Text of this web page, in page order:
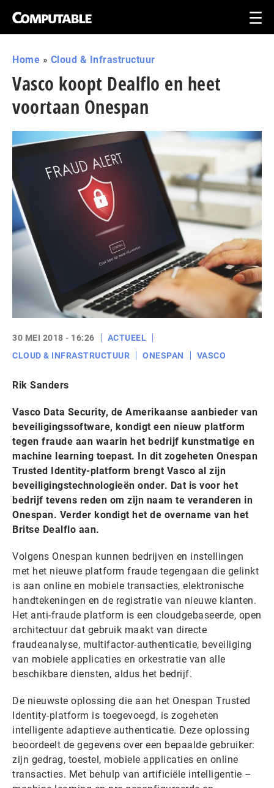
Home » Cloud & Infrastructuur
Vasco koopt Dealflo en heet
voortaan Onespan
30 MEI 2018 - 16:26
ACTUEEL
CLOUD & INFRASTRUCTUUR
ONESPAN VASCO
Rik Sanders
Vasco Data Security, de Amerikaanse aanbieder van
beveiligingssoftware, kondigt een nieuw platform
tegen fraude aan waarin het bedrijf kunstmatige en
machine learning toepast. In dit zogeheten Onespan
Trusted Identity-platform brengt Vasco al zijn
beveiligingstechnologieën onder. Dat is voor het
bedrijf tevens reden om zijn naam te veranderen in
Onespan. Verder kondigt het de overname van het
Britse Dealflo aan.
Volgens Onespan kunnen bedrijven en instellingen
met het nieuwe platform fraude tegengaan die gelinkt
is aan online en mobiele transacties, elektronische
handtekeningen en de registratie van nieuwe klanten.
Het anti-fraude platform is een cloudgebaseerde, open
architectuur dat gebruik maakt van directe
fraudeanalyse, multifactor-authenticatie, beveiliging
van mobiele applicaties en orkestratie van alle
beschikbare diensten, aldus het bedrijf.
De nieuwste oplossing die aan het Onespan Trusted
Identity-platform is toegevoegd, is zogeheten
intelligente adaptieve authenticatie. Deze oplossing
beoordeelt de gegevens over een bepaalde gebruiker:
zijn gedrag, toestel, mobiele applicaties en online
transacties. Met behulp van artificiële intelligentie –